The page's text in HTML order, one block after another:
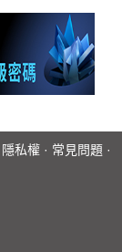
隱私權 · 常見問題 ·